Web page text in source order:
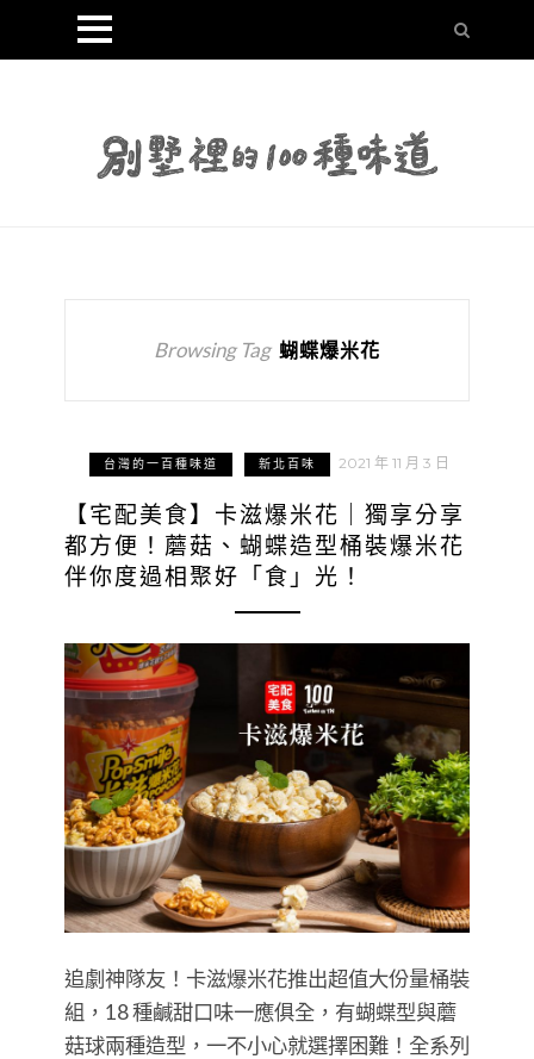
Browsing Tag 蝴蝶爆米花
台灣的一百種味道 新北百味 2021 年 11 月 3 日
【宅配美食】卡滋爆米花｜獨享分享
都方便！蘑菇、蝴蝶造型桶裝爆米花
伴你度過相聚好「食」光！
追劇神隊友！卡滋爆米花推出超值大份量桶裝
組，18 種鹹甜口味一應俱全，有蝴蝶型與蘑
菇球兩種造型，一不小心就選擇困難！全系列